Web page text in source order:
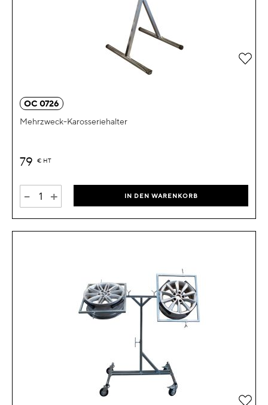
OC 0726
Mehrzweck-Karosseriehalter
79 € HT
- + IN DEN WARENKORB
Zur
Zur